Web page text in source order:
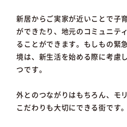
新居からご実家が近いことで子
ができたり、地元のコミュニテ
ることができます。もしもの緊
境は、新生活を始める際に考慮
つです。
外とのつながりはもちろん、モ
こだわりも大切にできる街です。